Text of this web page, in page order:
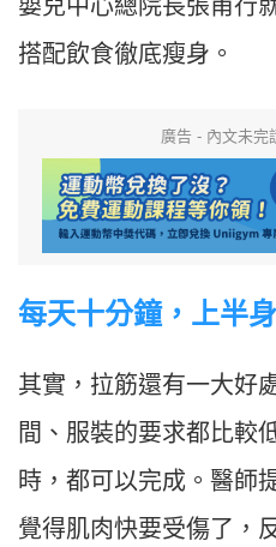
嬰兒中心總院長張甫行
搭配飲食徹底瘦身。
廣告 - 內文未完
每天十分鐘， 上半
其實，拉筋還有一大好
間、服裝的要求都比較
時，都可以完成。醫師
覺得肌肉快要受傷了，